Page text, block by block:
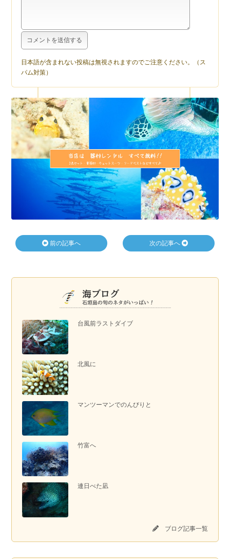
台風前ラストダイブ
北風に
マンツーマンでのんびりと
竹富へ
連日べた凪
ブログ記事一覧
日本語が含まれない投稿は無視されますのでご注意ください。（ス
パム対策）
前の記事へ 次の記事へ